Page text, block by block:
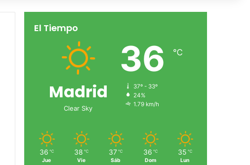
El Tiempo
Madrid
Clear Sky
36 ℃
37º - 33º
24%
1.79 km/h
36 ℃
Jue
38 ℃
Vie
37 ℃
Sáb
36 ℃
Dom
35 ℃
Lun